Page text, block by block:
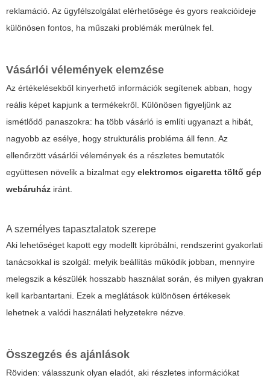
reklamáció. Az ügyfélszolgálat elérhetősége és gyors reakcióideje
különösen fontos, ha műszaki problémák merülnek fel.
Vásárlói vélemények elemzése
Az értékelésekből kinyerhető információk segítenek abban, hogy
reális képet kapjunk a termékekről. Különösen figyeljünk az
ismétlődő panaszokra: ha több vásárló is említi ugyanazt a hibát,
nagyobb az esélye, hogy strukturális probléma áll fenn. Az
ellenőrzött vásárlói vélemények és a részletes bemutatók
együttesen növelik a bizalmat egy elektromos cigaretta töltő gép
webáruház iránt.
A személyes tapasztalatok szerepe
Aki lehetőséget kapott egy modellt kipróbálni, rendszerint gyakorlati
tanácsokkal is szolgál: melyik beállítás működik jobban, mennyire
melegszik a készülék hosszabb használat során, és milyen gyakran
kell karbantartani. Ezek a meglátások különösen értékesek
lehetnek a valódi használati helyzetekre nézve.
Összegzés és ajánlások
Röviden: válasszunk olyan eladót, aki részletes információkat